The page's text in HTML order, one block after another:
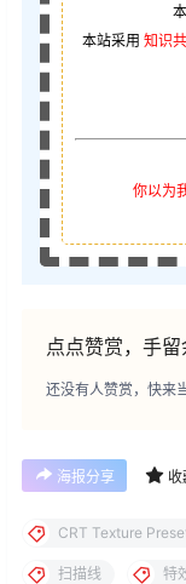
本站采用 知识
你以为
点点赞赏，手
还没有人赞赏，快来
海报分享 收
CRT Texture
扫描线 特